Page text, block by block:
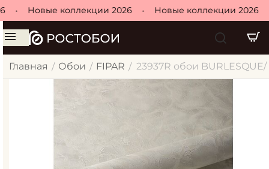
Новые коллекции 2026 Новые коллекции 2026
Главная / Обои / FIPAR / 23937R обои